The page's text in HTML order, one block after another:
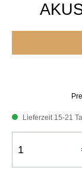
Lieferzeit 15-21